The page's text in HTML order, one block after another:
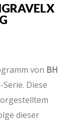
von BH
Diese
dieser